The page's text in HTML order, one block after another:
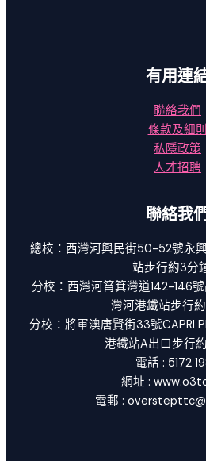
有用連
聯絡我們
條款及細則
私隱政策
人才招聘
聯絡我
總校：西灣河興民街50-52號永
站步行約3分
分校：西灣河筲箕灣道142-146
灣河港鐵站步行約
分校：將軍澳唐賢街33號CAPRI
港鐵站A出口步行約
電話 : 5172
網址 :
電郵 :